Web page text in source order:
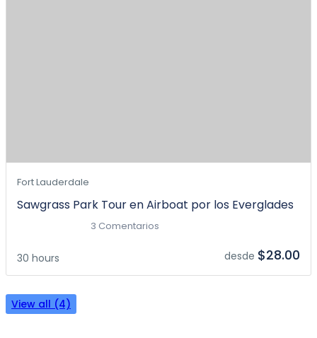
Fort Lauderdale
Sawgrass Park Tour en Airboat por los Everglades
3 Comentarios
30 hours desde $28.00
View all (4)